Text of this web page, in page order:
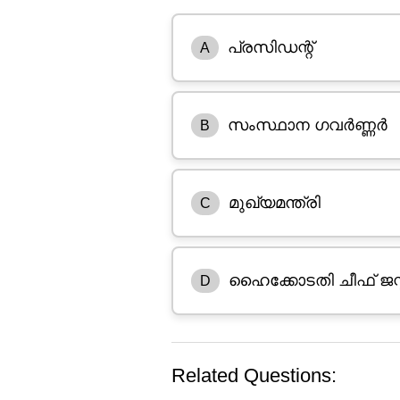
A പ്രസിഡന്റ്
B സംസ്ഥാന ഗവർണ്ണർ
C മുഖ്യമന്ത്രി
D ഹൈക്കോടതി ചീഫ്
Related Questions: